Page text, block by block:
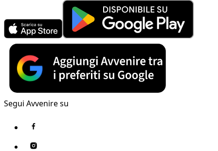
Segui Avvenire su